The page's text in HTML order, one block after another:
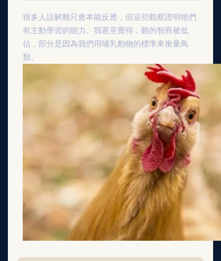
很多人誤解雞只會本能反應，但這些觀察證明牠們
有主動學習的能力。我甚至覺得，雞的智商被低
估，部分是因為我們用哺乳動物的標準來衡量鳥
類。